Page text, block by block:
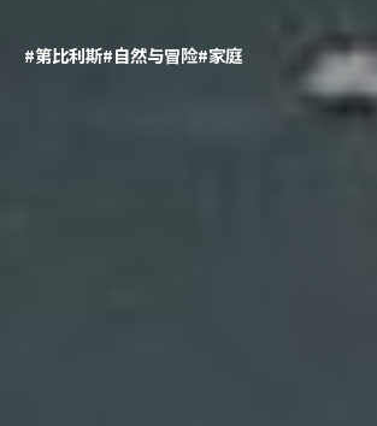
#第比利斯#自然与冒险#家庭